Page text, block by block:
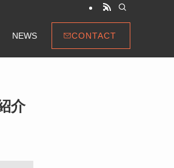
NEWS CONTACT
介